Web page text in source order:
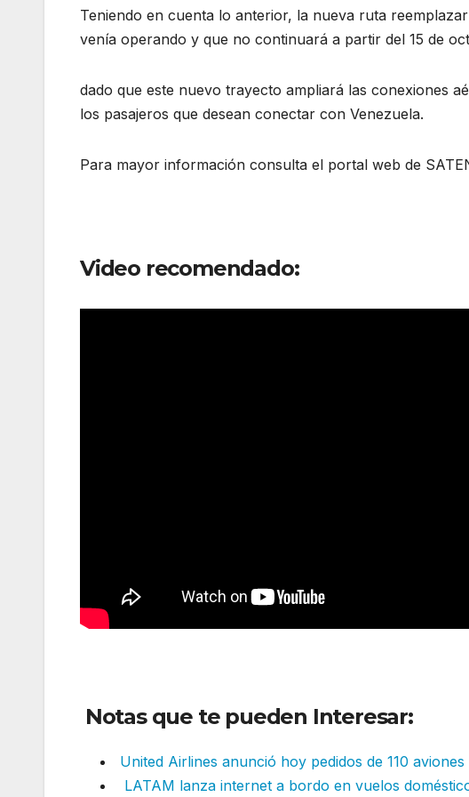
Teniendo en cuenta lo anterior, la nueva ruta
venía operando y que no continuará a partir del 15 de
dado que este nuevo trayecto ampliará las conexiones
los pasajeros que desean conectar con Venezuela.
Para mayor información consulta el portal web de
Video recomendado:
Notas que te pueden Interesar:
United Airlines anunció hoy pedidos de 110 aviones
LATAM lanza internet a bordo en vuelos